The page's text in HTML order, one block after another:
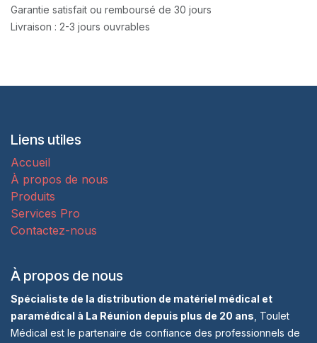
Garantie satisfait ou remboursé de 30 jours
Livraison : 2-3 jours ouvrables
Liens utiles
Accueil
À propos de nous
Produits
Services Pro
Contactez-nous
À propos de nous
Spécialiste de la distribution de matériel médical et
paramédical à La Réunion depuis plus de 20 ans , Toulet
Médical est le partenaire de confiance des professionnels de